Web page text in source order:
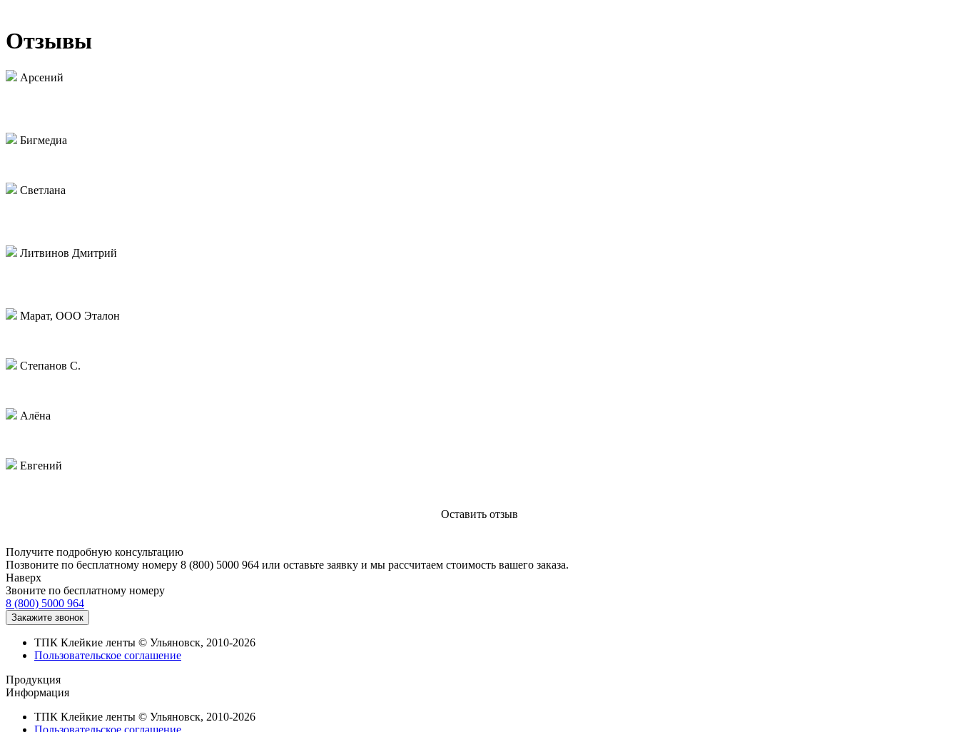
Отзывы
Арсений
Бигмедиа
Светлана
Литвинов Дмитрий
Марат, ООО Эталон
Степанов С.
Алёна
Евгений
Оставить отзыв
Получите подробную консультацию
Позвоните по бесплатному номеру 8 (800) 5000 964 или оставьте заявку и мы рассчитаем стоимость вашего заказа.
Наверх
Звоните по бесплатному номеру
8 (800) 5000 964
ТПК Клейкие ленты © Ульяновск, 2010-2026
Пользовательское соглашение
Продукция
Информация
ТПК Клейкие ленты © Ульяновск, 2010-2026
Пользовательское соглашение